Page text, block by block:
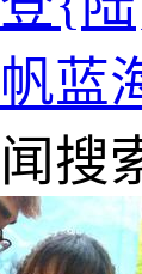
蓝
搜